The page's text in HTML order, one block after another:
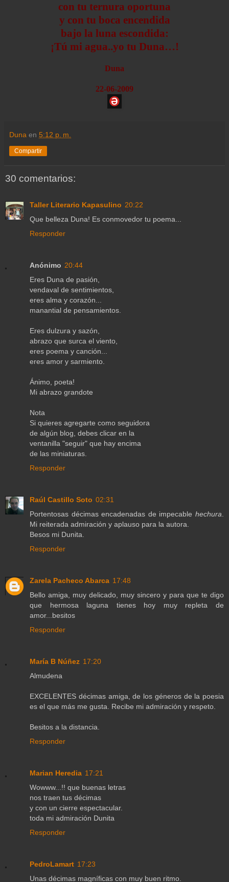
con tu ternura oportuna
y con tu boca encendida
bajo la luna escondida:
¡Tú mi agua..yo tu Duna…!
Duna
22-06-2009
Duna en 5:12 p. m.
Compartir
30 comentarios:
Taller Literario Kapasulino 20:22
Que belleza Duna! Es conmovedor tu poema...
Responder
Anónimo 20:44
Eres Duna de pasión,
vendaval de sentimientos,
eres alma y corazón...
manantial de pensamientos.
Eres dulzura y sazón,
abrazo que surca el viento,
eres poema y canción...
eres amor y sarmiento.
Ánimo, poeta!
Mi abrazo grandote
Nota
Si quieres agregarte como seguidora
de algún blog, debes clicar en la
ventanilla "seguir" que hay encima
de las miniaturas.
Responder
Raúl Castillo Soto 02:31
Portentosas décimas encadenadas de impecable hechura
Mi reiterada admiración y aplauso para la autora.
Besos mi Dunita.
Responder
Zarela Pacheco Abarca 17:48
Bello amiga, muy delicado, muy sincero y para que te digo
que hermosa laguna tienes hoy muy repleta de
amor...besitos
Responder
María B Núñez 17:20
Almudena
EXCELENTES décimas amiga, de los géneros de la poesia
es el que más me gusta. Recibe mi admiración y respeto.
Besitos a la distancia.
Responder
Marian Heredia 17:21
Wowww...!! que buenas letras
nos traen tus décimas
y con un cierre espectacular.
toda mi admiración Dunita
Responder
PedroLamart 17:23
Unas décimas magníficas con muy buen ritmo.